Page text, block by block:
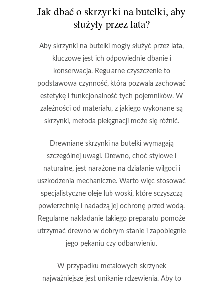
Jak dbać o skrzynki na butelki, aby
służyły przez lata?
Aby skrzynki na butelki mogły służyć przez lata,
kluczowe jest ich odpowiednie dbanie i
konserwacja. Regularne czyszczenie to
podstawowa czynność, która pozwala zachować
estetykę i funkcjonalność tych pojemników. W
zależności od materiału, z jakiego wykonane są
skrzynki, metoda pielęgnacji może się różnić.
Drewniane skrzynki na butelki wymagają
szczególnej uwagi. Drewno, choć stylowe i
naturalne, jest narażone na działanie wilgoci i
uszkodzenia mechaniczne. Warto więc stosować
specjalistyczne olejelub woski, które sczyszczą
powierzchnię i nadadzą jej ochronę przed wodą.
Regularne nakładanie takiego preparatu pomoże
utrzymać drewno w dobrym stanie i zapobiegnie
jego pękaniu czy odbarwieniu.
W przypadku metalowych skrzynek
najważniejsze jest unikanie rdzewienia. Aby to